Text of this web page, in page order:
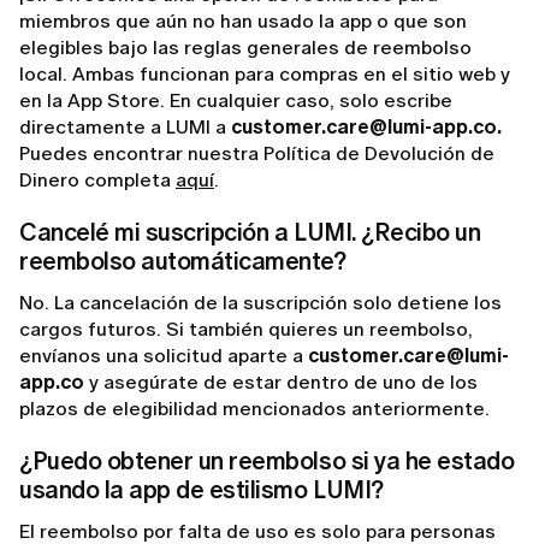
miembros que aún no han usado la app o que son
elegibles bajo las reglas generales de reembolso
local. Ambas funcionan para compras en el sitio web y
en la App Store. En cualquier caso, solo escribe
directamente a LUMI a customer.care@lumi-app.co.
Puedes encontrar nuestra Política de Devolución de
Dinero completa aquí.
Cancelé mi suscripción a LUMI. ¿Recibo un
reembolso automáticamente?
No. La cancelación de la suscripción solo detiene los
cargos futuros. Si también quieres un reembolso,
envíanos una solicitud aparte a customer.care@lumi-
app.co y asegúrate de estar dentro de uno de los
plazos de elegibilidad mencionados anteriormente.
¿Puedo obtener un reembolso si ya he estado
usando la app de estilismo LUMI?
El reembolso por falta de uso es solo para personas